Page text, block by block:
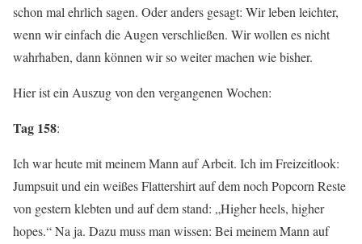
schon mal ehrlich sagen. Oder anders gesagt: Wir leben leichter,
wenn wir einfach die Augen verschließen. Wir wollen es nicht
wahrhaben, dann können wir so weiter machen wie bisher.
Hier ist ein Auszug von den vergangenen Wochen:
Tag 158:
Ich war heute mit meinem Mann auf Arbeit. Ich im Freizeitlook:
Jumpsuit und ein weißes Flattershirt auf dem noch Popcorn Reste
von gestern klebten und auf dem stand: „Higher heels, higher
hopes.“ Na ja. Dazu muss man wissen: Bei meinem Mann auf